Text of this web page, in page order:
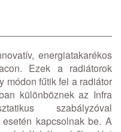
energiatakarékos
Ezek a radiátorok
módon fűtik fel a radiátor
különböznek az Infra
szabályzóval
kapcsolnak be. A